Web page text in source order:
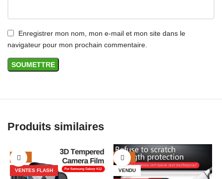
Enregistrer mon nom, mon e-mail et mon site dans le
navigateur pour mon prochain commentaire.
Produits similaires
-50%
VENTES FLASH
-50%
VENDU